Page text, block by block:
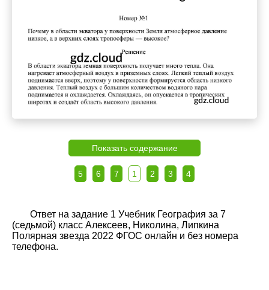
Показать содержание
5 6 7 1 2 3 4
Ответ на задание 1 Учебник География за 7
(седьмой) класс Алексеев, Николина, Липкина
Полярная звезда 2022 ФГОС онлайн и без номера
телефона.